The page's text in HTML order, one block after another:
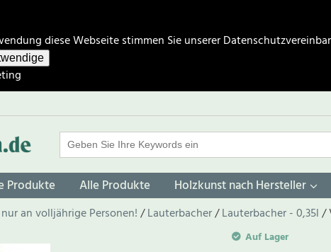
diese Webseite stimmen Sie unserer
Produkte Alle Produkte Holzkunst nach Hersteller
an volljährige Personen! Lauterbacher Lauterbacher - 0,35l
Auf Lager